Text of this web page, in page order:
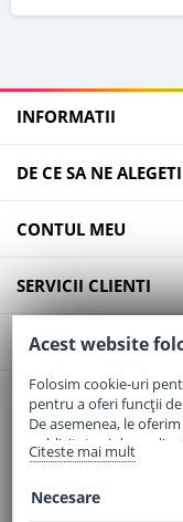
INFORMATII
DE CE SA NE ALEGETI
CONTUL MEU
SERVICII CLIENTI
CONTACT
Email:
Telefon:0745-964-449
Adresa:Sos. Borsului,
Acest website
Folosim cookie-uri
pentru a oferi funcții
De asemenea, le
publicitate și de
folosiți site-ul nostru.
Citeste mai mult
Necesare